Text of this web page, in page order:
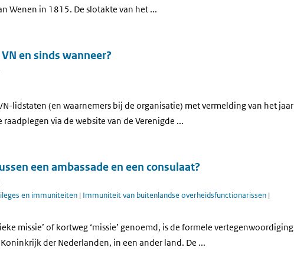
Wenen in 1815. De slotakte van het ...
en sinds wanneer?
lidstaten (en waarnemers bij de organisatie) met vermelding van het jaar
via de website van de Verenigde ...
een ambassade en een consulaat?
en immuniteiten | Immuniteit van buitenlandse overheidsfunctionarissen |
missie’ of kortweg ‘missie’ genoemd, is de formele vertegenwoordiging
der Nederlanden, in een ander land. De ...